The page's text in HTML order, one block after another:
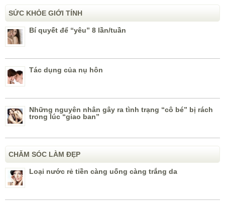
SỨC KHỎE GIỚI TÍNH
Bí quyết để “yêu” 8 lần/tuần
Tác dụng của nụ hôn
Những nguyên nhân gây ra tình trạng “cô bé” bị rách
trong lúc “giao ban”
CHĂM SÓC LÀM ĐẸP
Loại nước rẻ tiền càng uống càng trắng da